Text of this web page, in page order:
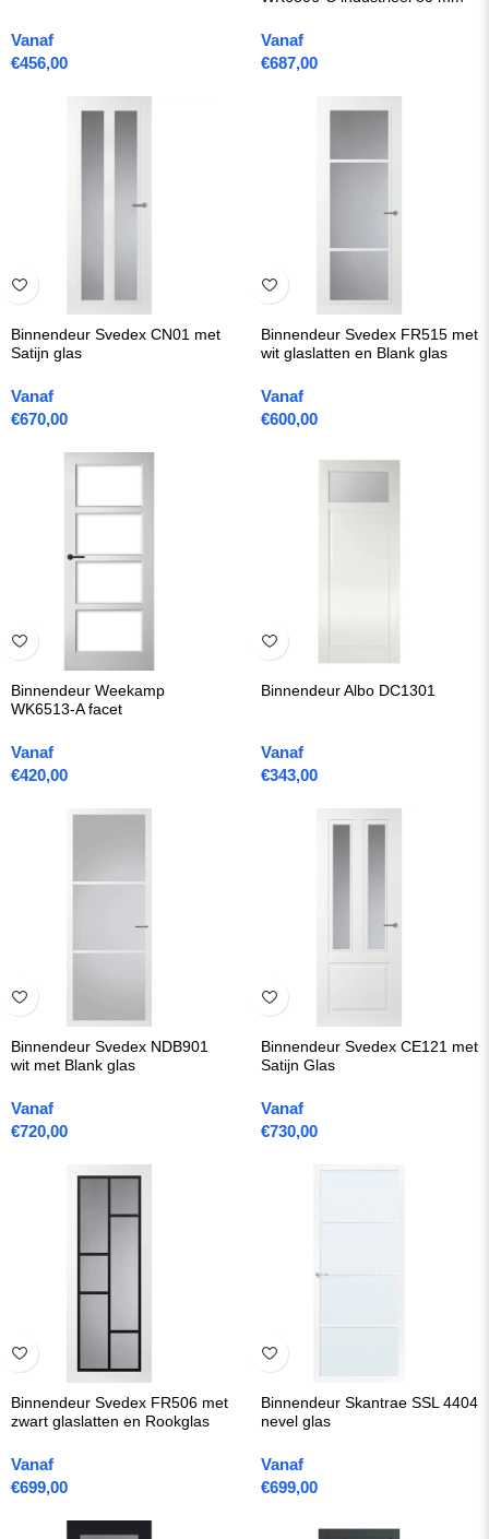
Vanaf
€456,00
Vanaf
€687,00
Binnendeur Svedex CN01 met
Satijn glas
Vanaf
€670,00
Binnendeur Svedex FR515 met
wit glaslatten en Blank glas
Vanaf
€600,00
Binnendeur Weekamp
WK6513-A facet
Vanaf
€420,00
Binnendeur Albo DC1301
Vanaf
€343,00
Binnendeur Svedex NDB901
wit met Blank glas
Vanaf
€720,00
Binnendeur Svedex CE121 met
Satijn Glas
Vanaf
€730,00
Binnendeur Svedex FR506 met
zwart glaslatten en Rookglas
Vanaf
€699,00
Binnendeur Skantrae SSL 4404
nevel glas
Vanaf
€699,00